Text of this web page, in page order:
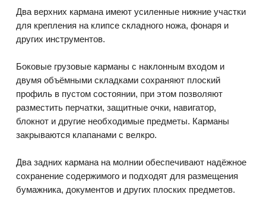
Два верхних кармана имеют усиленные нижние участки
для крепления на клипсе складного ножа, фонаря и
других инструментов.
Боковые грузовые карманы с наклонным входом и
двумя объёмными складками сохраняют плоский
профиль в пустом состоянии, при этом позволяют
разместить перчатки, защитные очки, навигатор,
блокнот и другие необходимые предметы. Карманы
закрываются клапанами с велкро.
Два задних кармана на молнии обеспечивают надёжное
сохранение содержимого и подходят для размещения
бумажника, документов и других плоских предметов.